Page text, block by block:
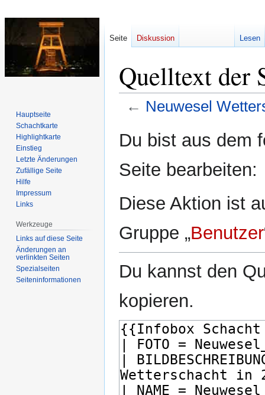
Quelltext der
← Neuwesel
Navigation
Suche
Du bist aus dem
Seite bearbeiten:
Diese Aktion ist
Gruppe „Benutzer
Du kannst den
kopieren.
Seite Diskussion Lesen
Hauptseite
Schachtkarte
Highlightkarte
Einstieg
Letzte Änderungen
Zufällige Seite
Hilfe
Impressum
Links
Werkzeuge
Links auf diese Seite
Änderungen an
verlinkten Seiten
Spezialseiten
Seiten­­informationen